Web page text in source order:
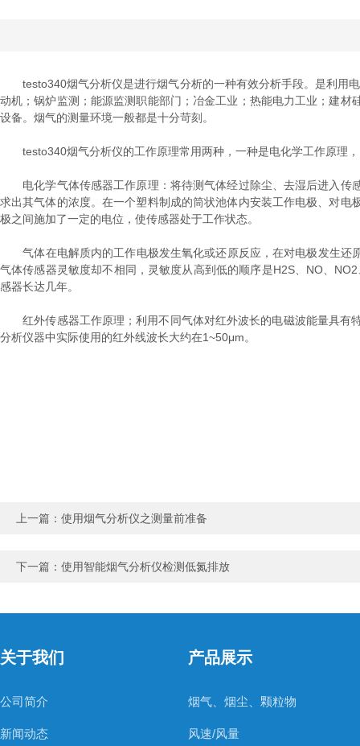
testo340烟气分析仪是进行烟气分析的一种有效分析手段。是利用电
动机；锅炉监测；能源监测职能部门；冶金工业；热能电力工业；建
设备。烟气的测量环境一般都是十分苛刻。
testo340烟气分析仪的工作原理常用两种，一种是电化学工作原理，
电化学气体传感器工作原理：将待测气体经过除尘、去湿后进入传
求出其气体的浓度。在一个塑料制成的筒状池体内安装工作电极、对
极之间施加了一定的电位，使传感器处于工作状态。
气体在电解质内的工作电极发生氧化或还原反应，在对电极发生还
气体传感器灵敏度却不相同，灵敏度从高到低的顺序是H2S、NO、
感器长达几年。
红外传感器工作原理；利用不同气体对红外波长的电磁波能量具有
分析仪器中实际使用的红外线波长大约在1~50μm。
上一篇： 使用烟气分析仪之测量前准备
下一篇： 使用智能烟气分析仪检测低氮排放
关于我们
公司简介
新闻动态
产品展示
烟气、烟尘、颗粒物
风速/风量